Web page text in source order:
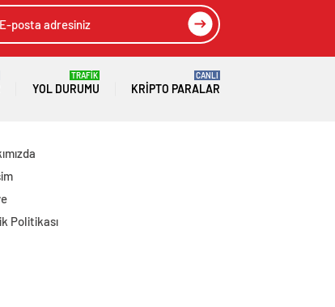
YOL DURUMU
TRAFİK
KRIPTO PARALAR
CANLI
Politikası